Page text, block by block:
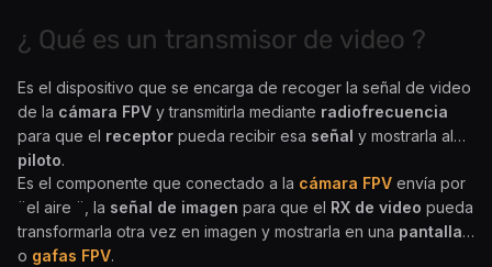
¿ Qué es un transmisor de video ?
Es el dispositivo que se encarga de recoger la señal de video
de la cámara FPV y transmitirla mediante radiofrecuencia
para que el receptor pueda recibir esa señal y mostrarla al
piloto.
Es el componente que conectado a la cámara FPV envía por
¨el aire ¨, la señal de imagen para que el RX de video pueda
transformarla otra vez en imagen y mostrarla en una pantalla
o gafas FPV.